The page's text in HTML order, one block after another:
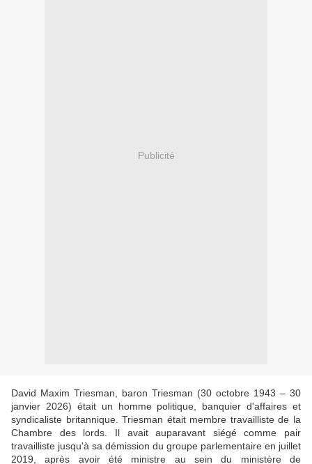
Publicité
David Maxim Triesman, baron Triesman (30 octobre 1943 – 30
janvier 2026) était un homme politique, banquier d'affaires et
syndicaliste britannique. Triesman était membre travailliste de la
Chambre des lords. Il avait auparavant siégé comme pair
travailliste jusqu'à sa démission du groupe parlementaire en juillet
2019, après avoir été ministre au sein du ministère de